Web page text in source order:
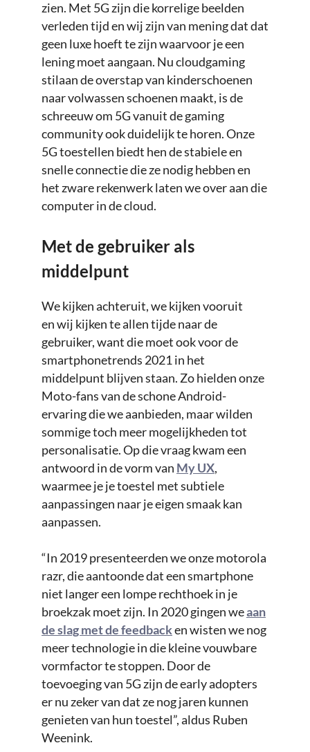
zien. Met 5G zijn die korrelige beelden
verleden tijd en wij zijn van mening dat dat
geen luxe hoeft te zijn waarvoor je een
lening moet aangaan. Nu cloudgaming
stilaan de overstap van kinderschoenen
naar volwassen schoenen maakt, is de
schreeuw om 5G vanuit de gaming
community ook duidelijk te horen. Onze
5G toestellen biedt hen de stabiele en
snelle connectie die ze nodig hebben en
het zware rekenwerk laten we over aan die
computer in de cloud.
Met de gebruiker als
middelpunt
We kijken achteruit, we kijken vooruit
en wij kijken te allen tijde naar de
gebruiker, want die moet ook voor de
smartphonetrends 2021 in het
middelpunt blijven staan. Zo hielden onze
Moto-fans van de schone Android-
ervaring die we aanbieden, maar wilden
sommige toch meer mogelijkheden tot
personalisatie. Op die vraag kwam een
antwoord in de vorm van My UX,
waarmee je je toestel met subtiele
aanpassingen naar je eigen smaak kan
aanpassen.
“In 2019 presenteerden we onze motorola
razr, die aantoonde dat een smartphone
niet langer een lompe rechthoek in je
broekzak moet zijn. In 2020 gingen weaan
de slag met de feedbacken wisten we nog
meer technologie in die kleine vouwbare
vormfactor te stoppen. Door de
toevoeging van 5G zijn de early adopters
er nu zeker van dat ze nog jaren kunnen
genieten van hun toestel”, aldus Ruben
Weenink.